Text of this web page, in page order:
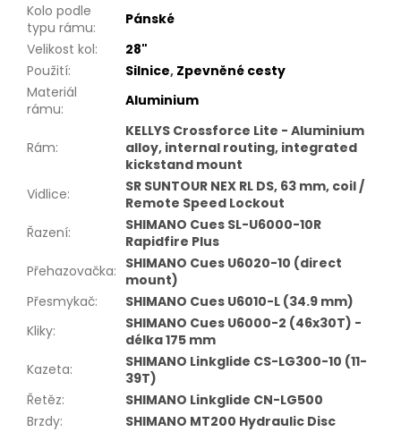
Kolo podle
typu rámu:
Pánské
Velikost kol:
28"
Použití: Silnice, Zpevněné cesty
Materiál
rámu: Aluminium
Rám:
KELLYS Crossforce Lite - Aluminium
alloy, internal routing, integrated
kickstand mount
Vidlice:
SR SUNTOUR NEX RL DS, 63 mm, coil /
Remote Speed Lockout
Řazení:
SHIMANO Cues SL-U6000-10R
Rapidfire Plus
Přehazovačka: SHIMANO Cues U6020-10 (direct
mount)
Přesmykač:
SHIMANO Cues U6010-L (34.9 mm)
Kliky:
SHIMANO Cues U6000-2 (46x30T) -
délka 175 mm
Kazeta:
SHIMANO Linkglide CS-LG300-10 (11-
39T)
Řetěz:
SHIMANO Linkglide CN-LG500
Brzdy:
SHIMANO MT200 Hydraulic Disc